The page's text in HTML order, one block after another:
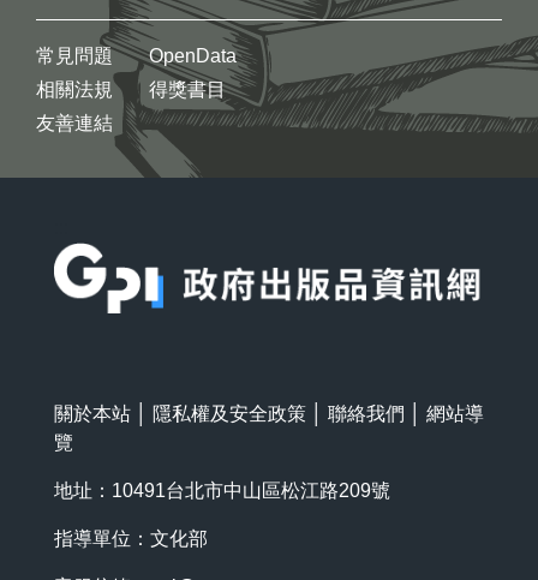
常見問題
相關法規
友善連結
OpenData
得獎書目
關於本站 隱私權及安全政策 聯絡我們
網站導
覽
地址：10491台北市中山區松江路209號
指導單位：文化部